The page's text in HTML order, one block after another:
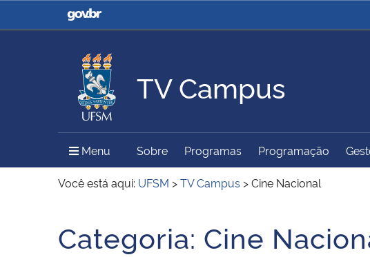
Casa Civil
Ministério da Justiça e
Ministério da Agricultura,
Pecuária e Abastecimento
Ministério da Educação
Ministério do Meio Ambiente Ministério do Turismo
Secretaria de Governo
Gabinete de Segurança
TV Campus
Menu Menu Principal do Sítio
Sobre Programas Programação
Você está aqui: UFSM >TV Campus >Cine Nacional
Categoria: Cine